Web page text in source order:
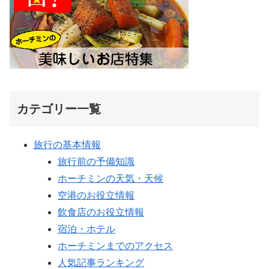
カテゴリー一覧
旅行の基本情報
旅行前の予備知識
ホーチミンの天気・天候
空港のお役立情報
飲食店のお役立情報
宿泊・ホテル
ホーチミンまでのアクセス
人気記事ランキング